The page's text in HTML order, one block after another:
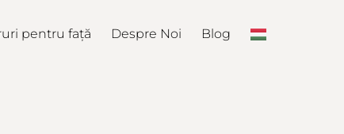
pentru față Despre Noi Blog